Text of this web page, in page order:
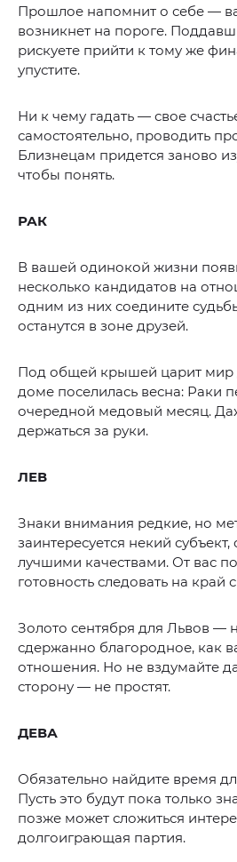
Прошлое напомнит о себе —
возникнет на пороге.
рискуете прийти к тому же
упустите.
Ни к чему гадать — свое
самостоятельно, проводить
Близнецам придется заново
чтобы понять.
РАК
В вашей одинокой жизни
несколько кандидатов на
одним из них соедините
останутся в зоне друзей.
Под общей крышей царит мир
доме поселилась весна: Раки
очередной медовый месяц.
держаться за руки.
ЛЕВ
Знаки внимания редкие, но
заинтересуется некий
лучшими качествами. От вас
готовность следовать на край
Золото сентября для Львов —
сдержанно благородное, как
отношения. Но не вздумайте
сторону — не простят.
ДЕВА
Обязательно найдите время
Пусть это будут пока только
позже может сложиться
долгоиграющая партия.